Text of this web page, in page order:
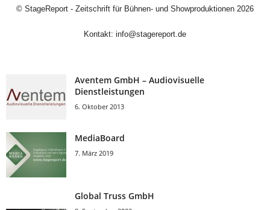
© StageReport - Zeitschrift für Bühnen- und Showproduktionen 2026
Kontakt: info@stagereport.de
Aventem GmbH – Audiovisuelle
Dienstleistungen
6. Oktober 2013
MediaBoard
7. März 2019
Global Truss GmbH